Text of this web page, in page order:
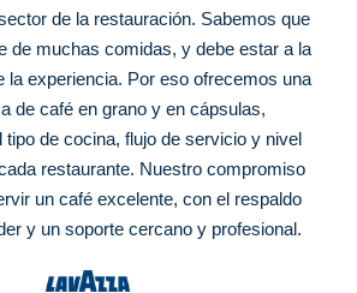
de la restauración. Sabemos que
de muchas comidas, y debe estar a la
la experiencia. Por eso ofrecemos una
de café en grano y en cápsulas,
tipo de cocina, flujo de servicio y nivel
restaurante. Nuestro compromiso
un café excelente, con el respaldo
y un soporte cercano y profesional.